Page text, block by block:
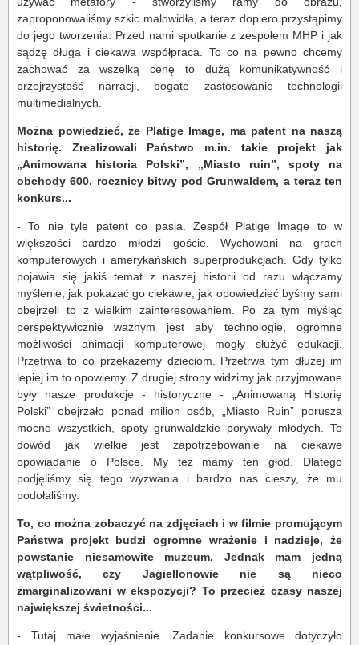
zaproponowaliśmy szkic malowidła, a teraz dopiero przystąpimy
do jego tworzenia. Przed nami spotkanie z zespołem MHP i jak
sądzę długa i ciekawa współpraca. To co na pewno chcemy
zachować za wszelką cenę to dużą komunikatywność i
przejrzystość narracji, bogate zastosowanie technologii
multimedialnych.
Można powiedzieć, że Platige Image, ma patent na naszą
historię. Zrealizowali Państwo m.in. takie projekt jak
„Animowana historia Polski”, „Miasto ruin”, spoty na
obchody 600. rocznicy bitwy pod Grunwaldem, a teraz ten
konkurs...
- To nie tyle patent co pasja. Zespół Platige Image to w
większości bardzo młodzi goście. Wychowani na grach
komputerowych i amerykańskich superprodukcjach. Gdy tylko
pojawia się jakiś temat z naszej historii od razu włączamy
myślenie, jak pokazać go ciekawie, jak opowiedzieć byśmy sami
obejrzeli to z wielkim zainteresowaniem. Po za tym myśląc
perspektywicznie ważnym jest aby technologie, ogromne
możliwości animacji komputerowej mogły służyć edukacji.
Przetrwa to co przekażemy dzieciom. Przetrwa tym dłużej im
lepiej im to opowiemy. Z drugiej strony widzimy jak przyjmowane
były nasze produkcje - historyczne - „Animowaną Historię
Polski” obejrzało ponad milion osób, „Miasto Ruin” porusza
mocno wszystkich, spoty grunwaldzkie porywały młodych. To
dowód jak wielkie jest zapotrzebowanie na ciekawe
opowiadanie o Polsce. My też mamy ten głód. Dlatego
podjęliśmy się tego wyzwania i bardzo nas cieszy, że mu
podołaliśmy.
To, co można zobaczyć na zdjęciach i w filmie promującym
Państwa projekt budzi ogromne wrażenie i nadzieje, że
powstanie niesamowite muzeum. Jednak mam jedną
wątpliwość, czy Jagiellonowie nie są nieco
zmarginalizowani w ekspozycji? To przecież czasy naszej
największej świetności...
- Tutaj małe wyjaśnienie. Zadanie konkursowe dotyczyło